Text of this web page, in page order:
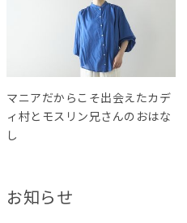
マニアだからこそ出会えたカデ
ィ村とモスリン兄さんのおはな
し
お知らせ